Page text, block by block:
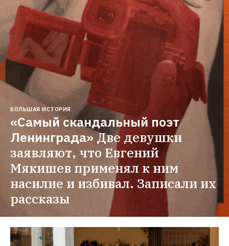
БОЛЬШАЯ ИСТОРИЯ
«Самый скандальный поэт
Ленинграда»Две девушки
заявляют, что Евгений
Мякишев применял к ним
насилие и избивал. Записали их
рассказы